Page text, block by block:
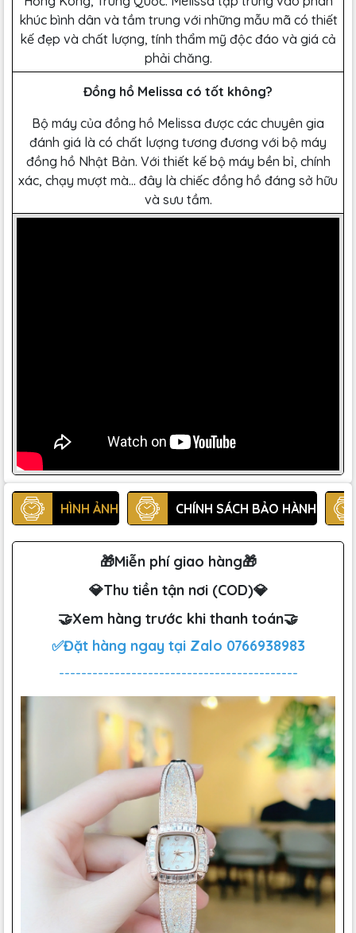
khúc bình dân và tầm trung với những mẫu mã có thiết
kế đẹp và chất lượng, tính thẩm mỹ độc đáo và giá cả
phải chăng.
Đồng hồ Melissa có tốt không?
Bộ máy của đồng hồ Melissa được các chuyên gia
đánh giá là có chất lượng tương đương với bộ máy
đồng hồ Nhật Bản. Với thiết kế bộ máy bền bỉ, chính
xác, chạy mượt mà… đây là chiếc đồng hồ đáng sở hữu
và sưu tầm.
HÌNH ẢNH CHÍNH SÁCH BẢO HÀNH
🎁Miễn phí giao hàng🎁
💎Thu tiền tận nơi (COD)💎
🤝Xem hàng trước khi thanh toán🤝
✅Đặt hàng ngay tại Zalo 0766938983
-------------------------------------------